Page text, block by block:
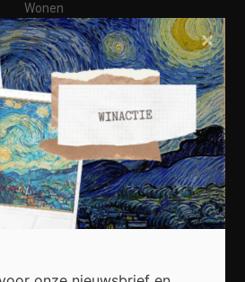
Wonen
Business
Financieel
Varia
recent
×